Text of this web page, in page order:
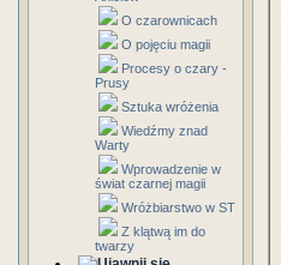
O czarownicach
O pojęciu magii
Procesy o czary -
Prusy
Sztuka wróżenia
Wiedźmy znad
Warty
Wprowadzenie w
świat czarnej magii
Wróżbiarstwo w ST
Z klątwą im do
twarzy